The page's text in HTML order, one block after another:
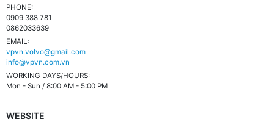
PHONE:
0909 388 781
0862033639
EMAIL:
vpvn.volvo@gmail.com
info@vpvn.com.vn
WORKING DAYS/HOURS:
Mon - Sun / 8:00 AM - 5:00 PM
WEBSITE